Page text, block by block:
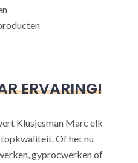
ERVARING!
Klusjesman Marc elk
Of het nu
gyprocwerken of